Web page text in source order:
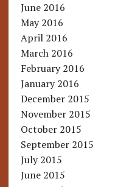
June 2016
May 2016
April 2016
March 2016
February 2016
January 2016
December 2015
November 2015
October 2015
September 2015
July 2015
June 2015